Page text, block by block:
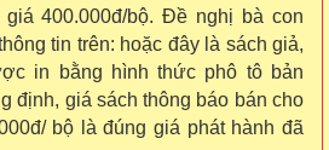
400.000đ/bộ. Đề nghị bà con
tin trên: hoặc đây là sách giả,
in bằng hình thức phô tô bản
định, giá sách thông báo bán cho
bộ là đúng giá phát hành đã